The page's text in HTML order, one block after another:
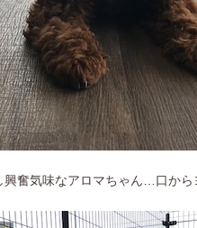
奮気味なアロマちゃん…口か